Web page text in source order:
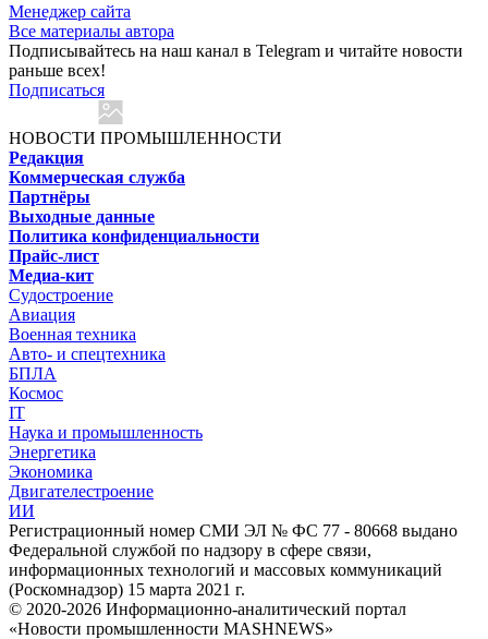
Менеджер сайта
Все материалы автора
Подписывайтесь на наш канал в Telegram и читайте новости
раньше всех!
Подписаться
НОВОСТИ ПРОМЫШЛЕННОСТИ
Редакция
Коммерческая служба
Партнёры
Выходные данные
Политика конфиденциальности
Прайс-лист
Медиа-кит
Судостроение
Авиация
Военная техника
Авто- и спецтехника
БПЛА
Космос
IT
Наука и промышленность
Энергетика
Экономика
Двигателестроение
ИИ
Регистрационный номер СМИ ЭЛ № ФС 77 - 80668 выдано
Федеральной службой по надзору в сфере связи,
информационных технологий и массовых коммуникаций
(Роскомнадзор) 15 марта 2021 г.
© 2020-2026 Информационно-аналитический портал
«Новости промышленности MASHNEWS»